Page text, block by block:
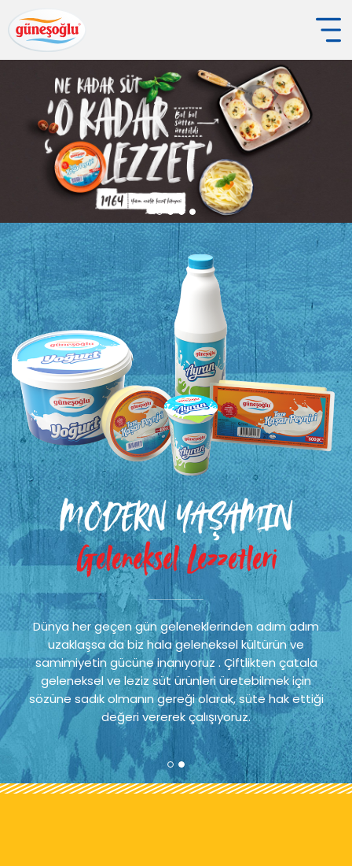
MODERN YAŞAMIN
Geleneksel Lezzetleri
Dünya her geçen gün geleneklerinden adım adım
uzaklaşsa da biz hala geleneksel kültürün ve
samimiyetin gücüne inanıyoruz . Çiftlikten çatala
geleneksel ve leziz süt ürünleri üretebilmek için
sözüne sadık olmanın gereği olarak, süte hak ettiği
değeri vererek çalışıyoruz.